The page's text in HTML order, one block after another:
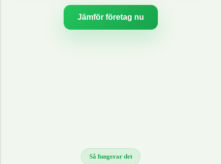
Jämför företag nu
Så fungerar det